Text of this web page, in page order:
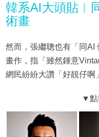
韓系AI大頭貼︳
術畫
然而，張繼聰也有「同AI
畫作，指「雖然鍾意
網民紛紛大讚「好靚仔啊